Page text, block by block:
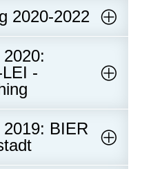
2020-2022
-
BIER